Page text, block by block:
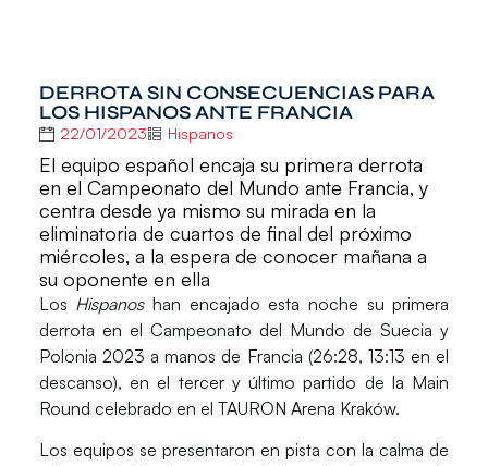
DERROTA SIN CONSECUENCIAS PARA
LOS HISPANOS ANTE FRANCIA
22/01/2023 Hispanos
El equipo español encaja su primera derrota
en el Campeonato del Mundo ante Francia, y
centra desde ya mismo su mirada en la
eliminatoria de cuartos de final del próximo
miércoles, a la espera de conocer mañana a
su oponente en ella
Los Hispanoshan encajado esta noche su primera
derrota en el Campeonato del Mundo de Suecia y
Polonia 2023 a manos de Francia (26:28, 13:13 en el
descanso), en el tercer y último partido de la Main
Round celebrado en el TAURON Arena Kraków.
Los equipos se presentaron en pista con la calma de